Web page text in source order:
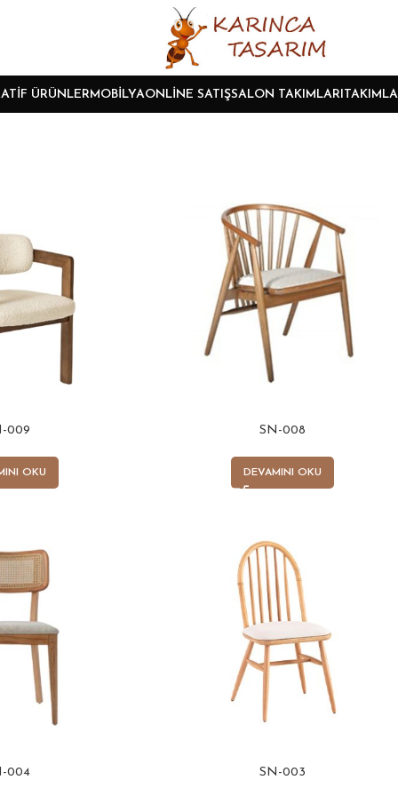
ÜRÜNLERMOBILYAONLINE SATIŞSALON TAKIMLARI
009
OKU
SN-008
DEVAMINI OKU
004 SN-003